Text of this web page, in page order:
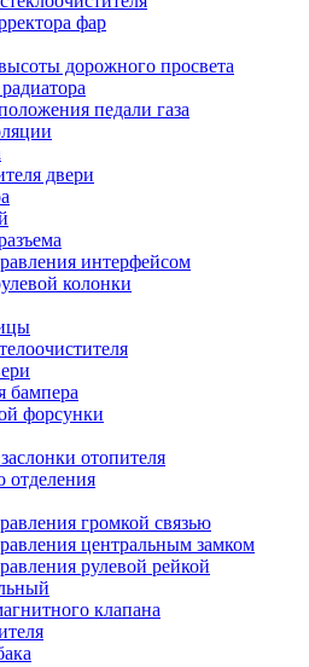
фар
дорожного просвета
педали газа
двери
интерфейсом
колонки
бампера
форсунки
отопителя
отделения
громкой связью
центральным замком
рулевой рейкой
клапана